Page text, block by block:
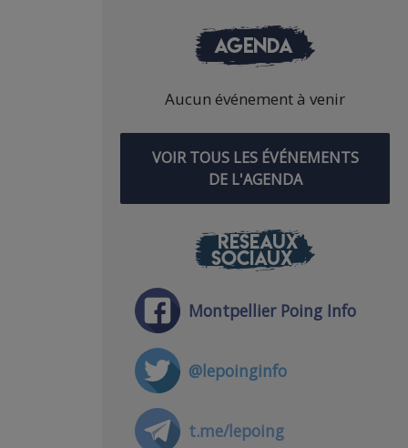
AGENDA
Aucun événement à venir
VOIR TOUS LES ÉVÉNEMENTS
DE L'AGENDA
RÉSEAUX
SOCIAUX
Montpellier Poing Info
@lepoinginfo
t.me/lepoing